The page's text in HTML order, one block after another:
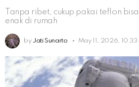
Tanpa ribet, cukup pakai teflon
enak di rumah
by Jati Sunarto May 11, 2026, 10:33